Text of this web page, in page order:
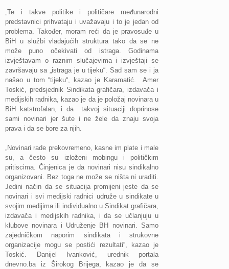
„Te i takve politike i političare međunarodni
predstavnici prihvataju i uvažavaju i to je jedan od
problema. Također, moram reći da je pravosuđe u
BiH u službi vladajućih struktura tako da se ne
može puno očekivati od istraga. Godinama
izvještavam o raznim slučajevima i izvještaji se
završavaju sa „istraga je u tijeku“. Sad sam se i ja
našao u tom “tijeku“, kazao je Karamatić. Amer
Toskić, predsjednik Sindikata grafičara, izdavača i
medijskih radnika, kazao je da je položaj novinara u
BiH katstrofalan, i da takvoj situaciji doprinose
sami novinari jer šute i ne žele da znaju svoja
prava i da se bore za njih.
„Novinari rade prekovremeno, kasne im plate i male
su, a često su izloženi mobingu i političkim
pritiscima. Činjenica je da novinari nisu sindikalno
organizovani. Bez toga ne može se ništa ni uraditi.
Jedini način da se situacija promijeni jeste da se
novinari i svi medijski radnici udruže u sindikate u
svojim medijima ili individualno u Sindikat grafičara,
izdavača i medijskih radnika, i da se učlanjuju u
klubove novinara i Udruženje BH novinari. Samo
zajedničkom naporim sindikata i strukovne
organizacije mogu se postići rezultati“, kazao je
Toskić. Danijel Ivanković, urednik portala
dnevno.ba iz Širokog Brijega, kazao je da se